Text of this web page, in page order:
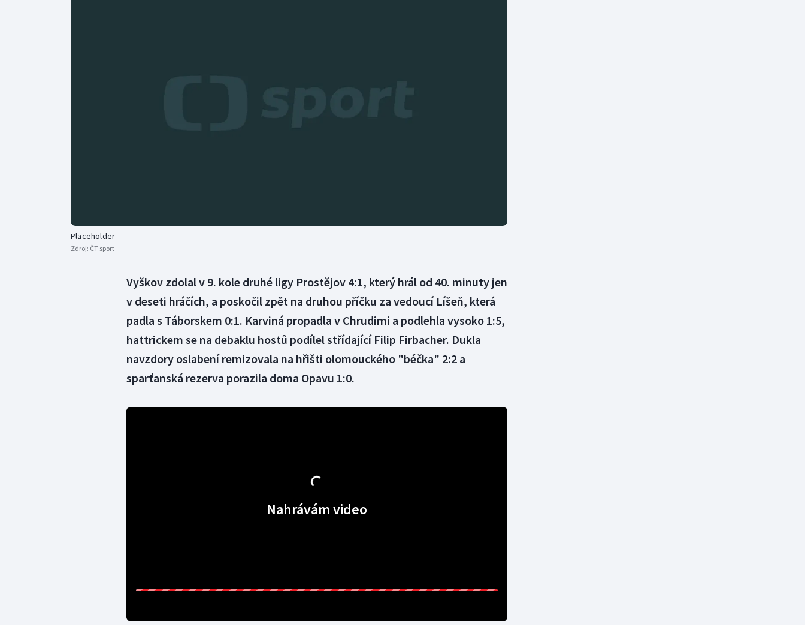
Parasport
Placeholder
Zdroj: ČT sport
Vyškov zdolal v 9. kole druhé ligy Prostějov 4:1, který hrál od 40. minuty jen
v deseti hráčích, a poskočil zpět na druhou příčku za vedoucí Líšeň, která
padla s Táborskem 0:1. Karviná propadla v Chrudimi a podlehla vysoko 1:5,
hattrickem se na debaklu hostů podílel střídající Filip Firbacher. Dukla
navzdory oslabení remizovala na hřišti olomouckého "béčka" 2:2 a
sparťanská rezerva porazila doma Opavu 1:0.
Nahrávám video